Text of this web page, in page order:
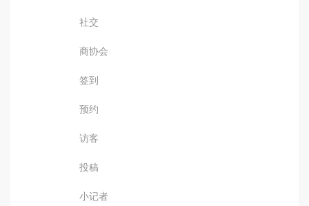
社交
商协会
签到
预约
访客
投稿
小记者